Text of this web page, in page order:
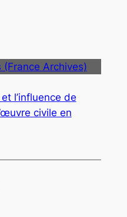
Archives)
l’influence de
civile en